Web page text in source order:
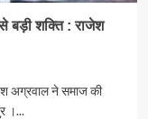
बड़ी शक्ति : राजेश
अग्रवाल ने समाज की
।...